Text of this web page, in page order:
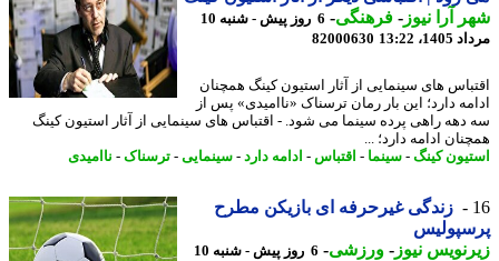
آرا نیوز-فرهنگی-
6 روز پیش - شنبه 10
13:22
82000630
های سینمایی از آثار استیون کینگ همچنان
دارد؛ این بار رمان ترسناک «ناامیدی» پس از
راهی پرده سینما می شود. - اقتباس های سینمایی از آثار استیون کینگ
ادامه دارد؛ ...
کینگ-سینما-اقتباس-ادامه دارد - سینمایی-ترسناک-ناامیدی
زندگی غیرحرفه ای بازیکن مطرح
نیوز-ورزشی-
6 روز پیش - شنبه 10